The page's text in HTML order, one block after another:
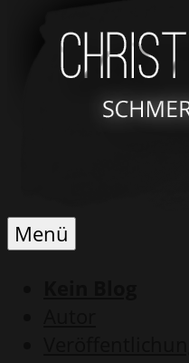
Christian
Schmerz.
Angst.
Menü